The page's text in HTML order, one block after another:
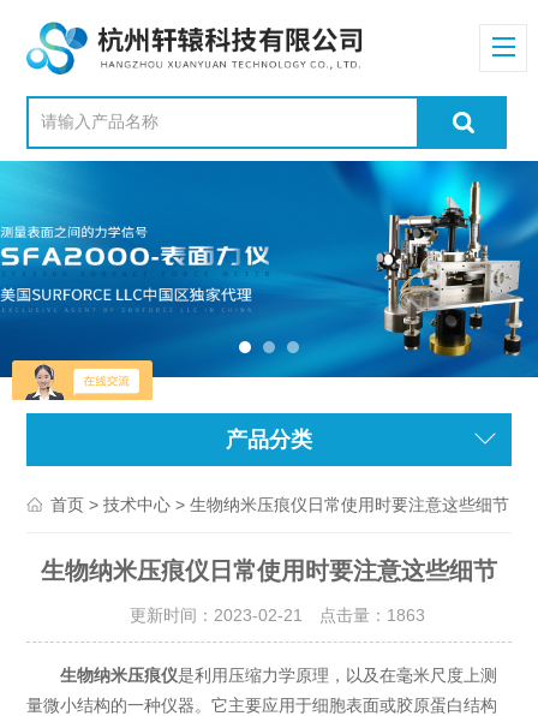
产品分类
首页 >技术中心 > 生物纳米压痕仪日常使用时要注意这些细节
生物纳米压痕仪日常使用时要注意这些细节
更新时间：2023-02-21 点击量： 1863
生物纳米压痕仪是利用压缩力学原理，以及在毫米尺度上测
量微小结构的一种仪器。它主要应用于细胞表面或胶原蛋白结构